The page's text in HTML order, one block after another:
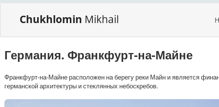
Chukhlomin Mikhail
Германия. Франкфурт-на-Майне
Франкфурт-на-Майне расположен на берегу реки Майн и является
германской архитектуры и стеклянных небоскребов.